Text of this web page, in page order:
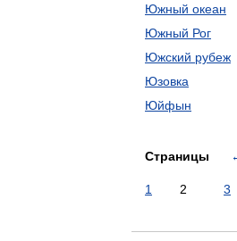
Южный океан
Южный Рог
Южский рубеж
Юзовка
Юйфын
Страницы
1 2 3